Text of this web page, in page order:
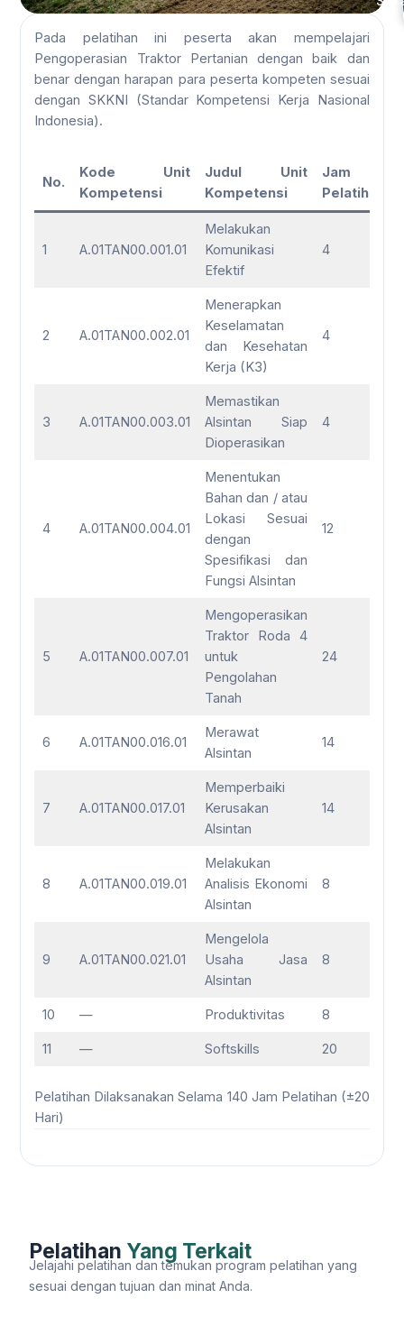
Pada pelatihan ini peserta akan mempelajari
Pengoperasian Traktor Pertanian dengan baik dan
benar dengan harapan para peserta kompeten sesuai
dengan SKKNI (Standar Kompetensi Kerja Nasional
Indonesia).
No.
Kode Unit
Kompetensi
Judul Unit
Kompetensi
Jam
Pelatihan
1 A.01TAN00.001.01
Melakukan
Komunikasi
Efektif
4
2 A.01TAN00.002.01
Menerapkan
Keselamatan
dan Kesehatan
Kerja (K3)
4
3 A.01TAN00.003.01
Memastikan
Alsintan Siap
Dioperasikan
4
4 A.01TAN00.004.01
Menentukan
Bahan dan / atau
Lokasi Sesuai
dengan
Spesifikasi dan
Fungsi Alsintan
12
5 A.01TAN00.007.01
Mengoperasikan
Traktor Roda 4
untuk
Pengolahan
Tanah
24
6 A.01TAN00.016.01
Merawat
Alsintan
14
7 A.01TAN00.017.01
Memperbaiki
Kerusakan
Alsintan
14
8 A.01TAN00.019.01
Melakukan
Analisis Ekonomi
Alsintan
8
9 A.01TAN00.021.01
Mengelola
Usaha Jasa
Alsintan
8
10 — Produktivitas 8
11 — Softskills 20
Pelatihan Dilaksanakan Selama 140 Jam Pelatihan (±20
Hari)
Pelatihan Yang Terkait
Jelajahi pelatihan dan temukan program pelatihan yang
sesuai dengan tujuan dan minat Anda.